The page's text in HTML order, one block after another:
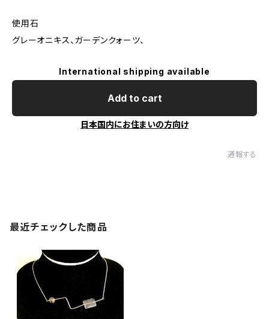
使用石
グレーオニキス、ガーデンクォーツ、
International shipping available
Add to cart
日本国内にお住まいの方向け
通報する
最近チェックした商品